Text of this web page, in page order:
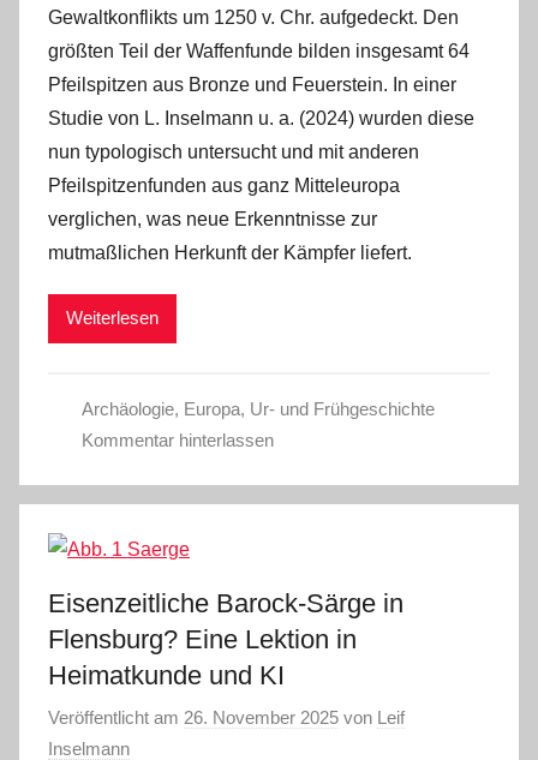
Gewaltkonflikts um 1250 v. Chr. aufgedeckt. Den
größten Teil der Waffenfunde bilden insgesamt 64
Pfeilspitzen aus Bronze und Feuerstein. In einer
Studie von L. Inselmann u. a. (2024) wurden diese
nun typologisch untersucht und mit anderen
Pfeilspitzenfunden aus ganz Mitteleuropa
verglichen, was neue Erkenntnisse zur
mutmaßlichen Herkunft der Kämpfer liefert.
Weiterlesen
Archäologie, Europa, Ur- und Frühgeschichte
Kommentar hinterlassen
Eisenzeitliche Barock-Särge in
Flensburg? Eine Lektion in
Heimatkunde und KI
Veröffentlicht am 26. November 2025 von Leif
Inselmann